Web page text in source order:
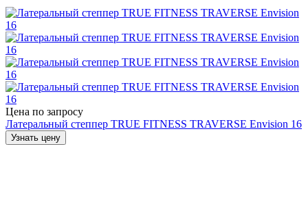
Цена по запросу
Латеральный степпер TRUE FITNESS TRAVERSE Envision 16
Узнать цену